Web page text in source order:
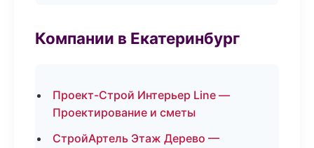
Компании в Екатеринбург
Проект-Строй Интерьер Line —
Проектирование и сметы
СтройАртель Этаж Дерево —